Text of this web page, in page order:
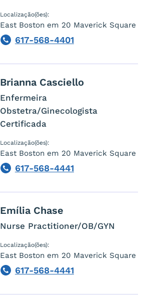
Localização(ões):
East Boston em 20 Maverick Square
617-568-4401
Phone
Brianna Casciello
Enfermeira
Obstetra/Ginecologista
Certificada
Localização(ões):
East Boston em 20 Maverick Square
617-568-4441
Phone
Emília Chase
Nurse Practitioner/OB/GYN
Localização(ões):
East Boston em 20 Maverick Square
617-568-4441
Phone